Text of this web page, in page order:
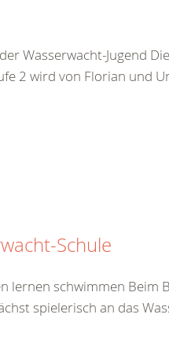
Wasserwacht-Jugend
2 wird von Florian und
Schule
lernen schwimmen Beim
spielerisch an das